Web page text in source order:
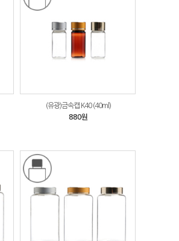
(유광)금속캡 K40 (40ml)
880원